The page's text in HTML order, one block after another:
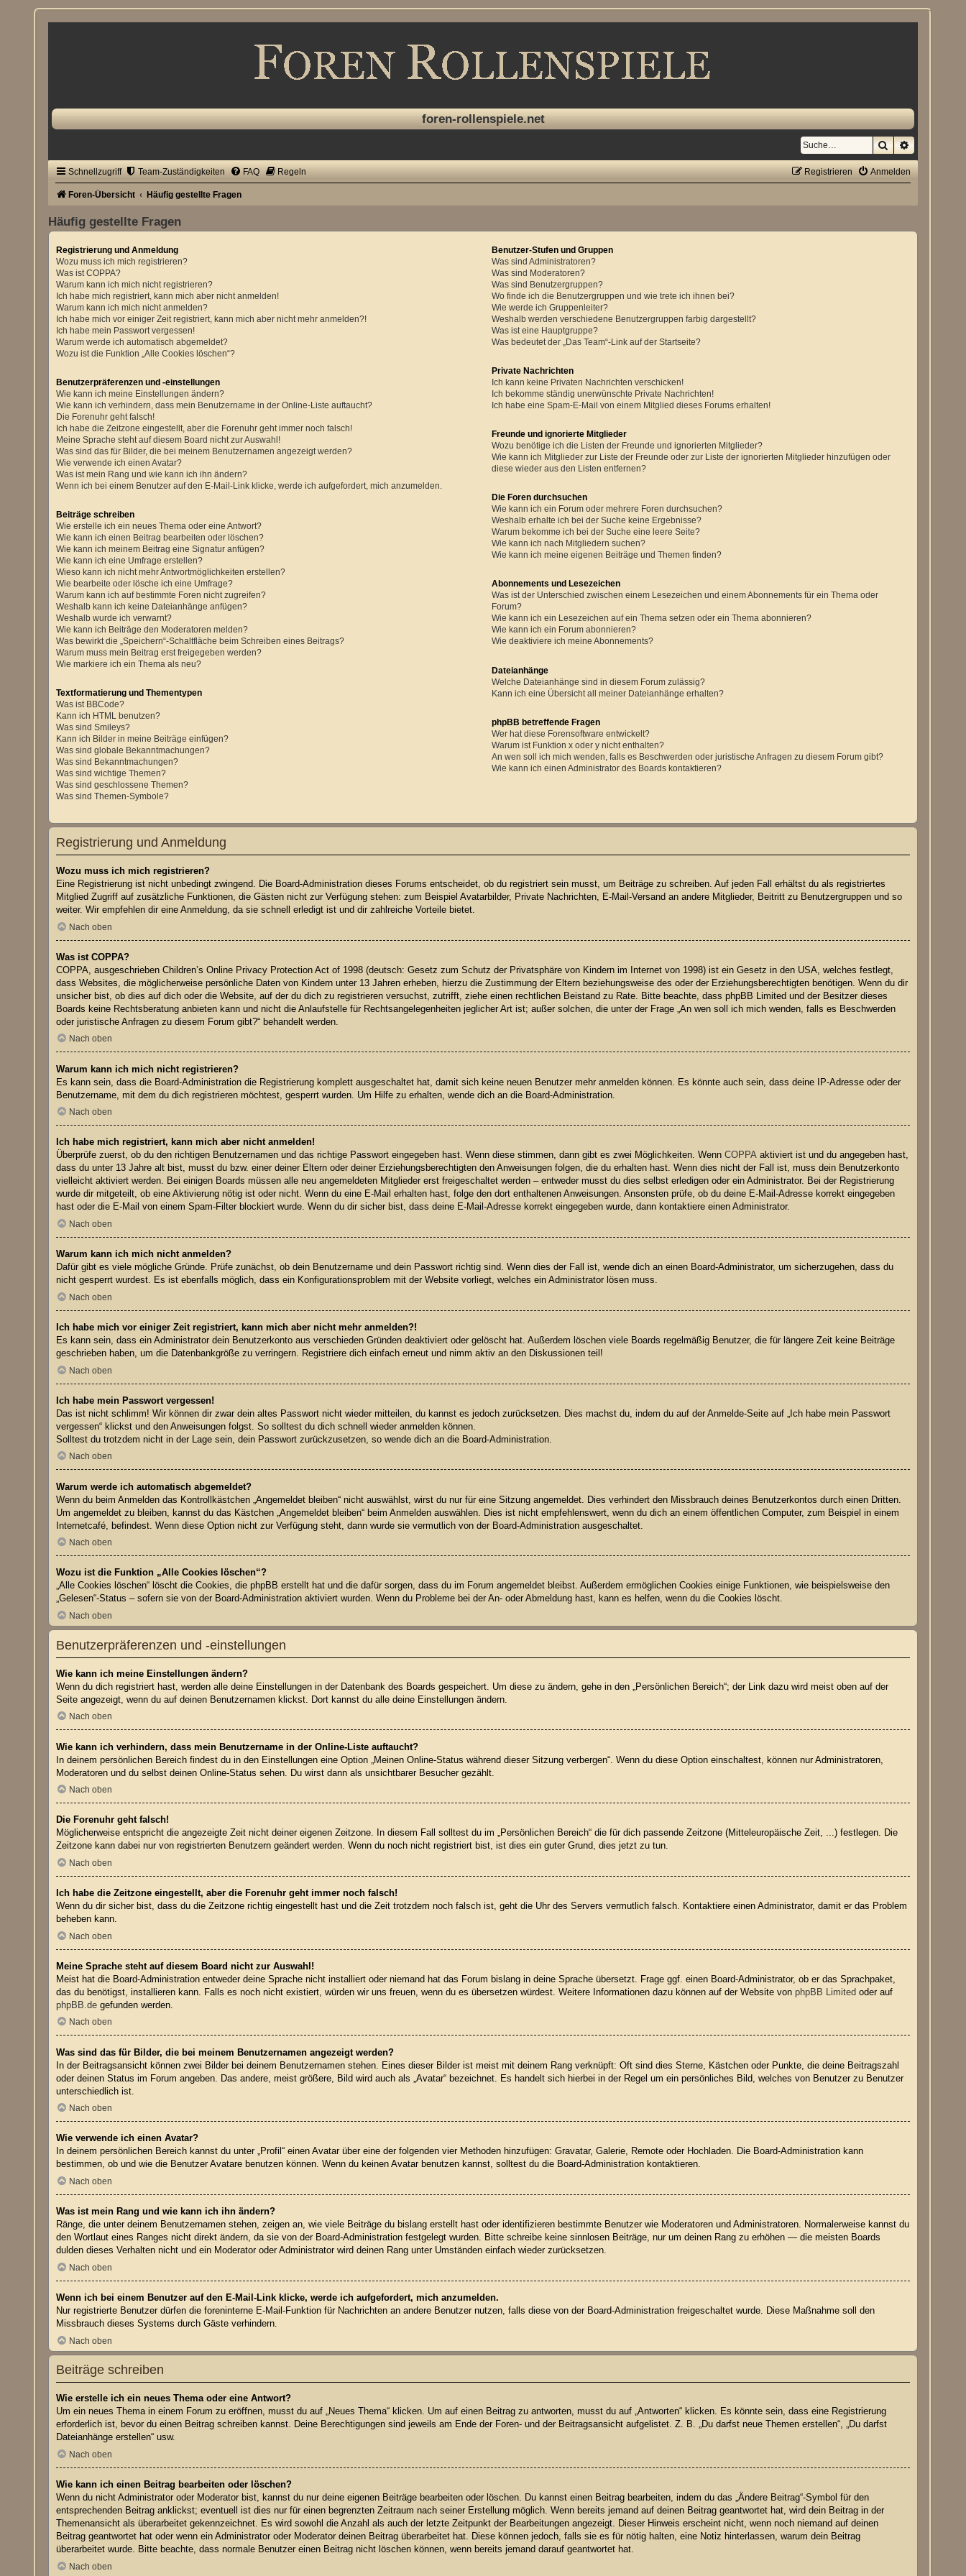
foren-rollenspiele.net
SucheErweiterte
Schnellzugriff Team-Zuständigkeiten FAQ Regeln Anmelden
Registrieren
Foren-Übersicht Häufig gestellte Fragen
Häufig gestellte Fragen
Registrierung und Anmeldung
Wozu muss ich mich registrieren?
Was ist COPPA?
Warum kann ich mich nicht registrieren?
Ich habe mich registriert, kann mich aber nicht anmelden!
Warum kann ich mich nicht anmelden?
Ich habe mich vor einiger Zeit registriert, kann mich aber nicht mehr anmelden?!
Ich habe mein Passwort vergessen!
Warum werde ich automatisch abgemeldet?
Wozu ist die Funktion „Alle Cookies löschen“?
Benutzerpräferenzen und -einstellungen
Wie kann ich meine Einstellungen ändern?
Wie kann ich verhindern, dass mein Benutzername in der Online-Liste auftaucht?
Die Forenuhr geht falsch!
Ich habe die Zeitzone eingestellt, aber die Forenuhr geht immer noch falsch!
Meine Sprache steht auf diesem Board nicht zur Auswahl!
Was sind das für Bilder, die bei meinem Benutzernamen angezeigt werden?
Wie verwende ich einen Avatar?
Was ist mein Rang und wie kann ich ihn ändern?
Wenn ich bei einem Benutzer auf den E-Mail-Link klicke, werde ich aufgefordert, mich anzumelden.
Beiträge schreiben
Wie erstelle ich ein neues Thema oder eine Antwort?
Wie kann ich einen Beitrag bearbeiten oder löschen?
Wie kann ich meinem Beitrag eine Signatur anfügen?
Wie kann ich eine Umfrage erstellen?
Wieso kann ich nicht mehr Antwortmöglichkeiten erstellen?
Wie bearbeite oder lösche ich eine Umfrage?
Warum kann ich auf bestimmte Foren nicht zugreifen?
Weshalb kann ich keine Dateianhänge anfügen?
Weshalb wurde ich verwarnt?
Wie kann ich Beiträge den Moderatoren melden?
Was bewirkt die „Speichern“-Schaltfläche beim Schreiben eines Beitrags?
Warum muss mein Beitrag erst freigegeben werden?
Wie markiere ich ein Thema als neu?
Textformatierung und Thementypen
Was ist BBCode?
Kann ich HTML benutzen?
Was sind Smileys?
Kann ich Bilder in meine Beiträge einfügen?
Was sind globale Bekanntmachungen?
Was sind Bekanntmachungen?
Was sind wichtige Themen?
Was sind geschlossene Themen?
Was sind Themen-Symbole?
Benutzer-Stufen und Gruppen
Was sind Administratoren?
Was sind Moderatoren?
Was sind Benutzergruppen?
Wo finde ich die Benutzergruppen und wie trete ich ihnen bei?
Wie werde ich Gruppenleiter?
Weshalb werden verschiedene Benutzergruppen farbig dargestellt?
Was ist eine Hauptgruppe?
Was bedeutet der „Das Team“-Link auf der Startseite?
Private Nachrichten
Ich kann keine Privaten Nachrichten verschicken!
Ich bekomme ständig unerwünschte Private Nachrichten!
Ich habe eine Spam-E-Mail von einem Mitglied dieses Forums erhalten!
Freunde und ignorierte Mitglieder
Wozu benötige ich die Listen der Freunde und ignorierten Mitglieder?
Wie kann ich Mitglieder zur Liste der Freunde oder zur Liste der ignorierten Mitglieder hinzufügen oder
diese wieder aus den Listen entfernen?
Die Foren durchsuchen
Wie kann ich ein Forum oder mehrere Foren durchsuchen?
Weshalb erhalte ich bei der Suche keine Ergebnisse?
Warum bekomme ich bei der Suche eine leere Seite?
Wie kann ich nach Mitgliedern suchen?
Wie kann ich meine eigenen Beiträge und Themen finden?
Abonnements und Lesezeichen
Was ist der Unterschied zwischen einem Lesezeichen und einem Abonnements für ein Thema oder
Forum?
Wie kann ich ein Lesezeichen auf ein Thema setzen oder ein Thema abonnieren?
Wie kann ich ein Forum abonnieren?
Wie deaktiviere ich meine Abonnements?
Dateianhänge
Welche Dateianhänge sind in diesem Forum zulässig?
Kann ich eine Übersicht all meiner Dateianhänge erhalten?
phpBB betreffende Fragen
Wer hat diese Forensoftware entwickelt?
Warum ist Funktion x oder y nicht enthalten?
An wen soll ich mich wenden, falls es Beschwerden oder juristische Anfragen zu diesem Forum gibt?
Wie kann ich einen Administrator des Boards kontaktieren?
Registrierung und Anmeldung
Wozu muss ich mich registrieren?
Eine Registrierung ist nicht unbedingt zwingend. Die Board-Administration dieses Forums entscheidet, ob du registriert sein musst, um Beiträge zu schreiben. Auf jeden Fall erhältst du als registriertes
Mitglied Zugriff auf zusätzliche Funktionen, die Gästen nicht zur Verfügung stehen: zum Beispiel Avatarbilder, Private Nachrichten, E-Mail-Versand an andere Mitglieder, Beitritt zu Benutzergruppen und so
weiter. Wir empfehlen dir eine Anmeldung, da sie schnell erledigt ist und dir zahlreiche Vorteile bietet.
Nach oben
Was ist COPPA?
COPPA, ausgeschrieben Children’s Online Privacy Protection Act of 1998 (deutsch: Gesetz zum Schutz der Privatsphäre von Kindern im Internet von 1998) ist ein Gesetz in den USA, welches festlegt,
dass Websites, die möglicherweise persönliche Daten von Kindern unter 13 Jahren erheben, hierzu die Zustimmung der Eltern beziehungsweise des oder der Erziehungsberechtigten benötigen. Wenn du dir
unsicher bist, ob dies auf dich oder die Website, auf der du dich zu registrieren versuchst, zutrifft, ziehe einen rechtlichen Beistand zu Rate. Bitte beachte, dass phpBB Limited und der Besitzer dieses
Boards keine Rechtsberatung anbieten kann und nicht die Anlaufstelle für Rechtsangelegenheiten jeglicher Art ist; außer solchen, die unter der Frage „An wen soll ich mich wenden, falls es Beschwerden
oder juristische Anfragen zu diesem Forum gibt?“ behandelt werden.
Nach oben
Warum kann ich mich nicht registrieren?
Es kann sein, dass die Board-Administration die Registrierung komplett ausgeschaltet hat, damit sich keine neuen Benutzer mehr anmelden können. Es könnte auch sein, dass deine IP-Adresse oder der
Benutzername, mit dem du dich registrieren möchtest, gesperrt wurden. Um Hilfe zu erhalten, wende dich an die Board-Administration.
Nach oben
Ich habe mich registriert, kann mich aber nicht anmelden!
Überprüfe zuerst, ob du den richtigen Benutzernamen und das richtige Passwort eingegeben hast. Wenn diese stimmen, dann gibt es zwei Möglichkeiten. WennCOPPA aktiviert ist und du angegeben hast,
dass du unter 13 Jahre alt bist, musst du bzw. einer deiner Eltern oder deiner Erziehungsberechtigten den Anweisungen folgen, die du erhalten hast. Wenn dies nicht der Fall ist, muss dein Benutzerkonto
vielleicht aktiviert werden. Bei einigen Boards müssen alle neu angemeldeten Mitglieder erst freigeschaltet werden – entweder musst du dies selbst erledigen oder ein Administrator. Bei der Registrierung
wurde dir mitgeteilt, ob eine Aktivierung nötig ist oder nicht. Wenn du eine E-Mail erhalten hast, folge den dort enthaltenen Anweisungen. Ansonsten prüfe, ob du deine E-Mail-Adresse korrekt eingegeben
hast oder die E-Mail von einem Spam-Filter blockiert wurde. Wenn du dir sicher bist, dass deine E-Mail-Adresse korrekt eingegeben wurde, dann kontaktiere einen Administrator.
Nach oben
Warum kann ich mich nicht anmelden?
Dafür gibt es viele mögliche Gründe. Prüfe zunächst, ob dein Benutzername und dein Passwort richtig sind. Wenn dies der Fall ist, wende dich an einen Board-Administrator, um sicherzugehen, dass du
nicht gesperrt wurdest. Es ist ebenfalls möglich, dass ein Konfigurationsproblem mit der Website vorliegt, welches ein Administrator lösen muss.
Nach oben
Ich habe mich vor einiger Zeit registriert, kann mich aber nicht mehr anmelden?!
Es kann sein, dass ein Administrator dein Benutzerkonto aus verschieden Gründen deaktiviert oder gelöscht hat. Außerdem löschen viele Boards regelmäßig Benutzer, die für längere Zeit keine Beiträge
geschrieben haben, um die Datenbankgröße zu verringern. Registriere dich einfach erneut und nimm aktiv an den Diskussionen teil!
Nach oben
Ich habe mein Passwort vergessen!
Das ist nicht schlimm! Wir können dir zwar dein altes Passwort nicht wieder mitteilen, du kannst es jedoch zurücksetzen. Dies machst du, indem du auf der Anmelde-Seite auf „Ich habe mein Passwort
vergessen“ klickst und den Anweisungen folgst. So solltest du dich schnell wieder anmelden können.
Solltest du trotzdem nicht in der Lage sein, dein Passwort zurückzusetzen, so wende dich an die Board-Administration.
Nach oben
Warum werde ich automatisch abgemeldet?
Wenn du beim Anmelden das Kontrollkästchen „Angemeldet bleiben“ nicht auswählst, wirst du nur für eine Sitzung angemeldet. Dies verhindert den Missbrauch deines Benutzerkontos durch einen Dritten.
Um angemeldet zu bleiben, kannst du das Kästchen „Angemeldet bleiben“ beim Anmelden auswählen. Dies ist nicht empfehlenswert, wenn du dich an einem öffentlichen Computer, zum Beispiel in einem
Internetcafé, befindest. Wenn diese Option nicht zur Verfügung steht, dann wurde sie vermutlich von der Board-Administration ausgeschaltet.
Nach oben
Wozu ist die Funktion „Alle Cookies löschen“?
„Alle Cookies löschen“ löscht die Cookies, die phpBB erstellt hat und die dafür sorgen, dass du im Forum angemeldet bleibst. Außerdem ermöglichen Cookies einige Funktionen, wie beispielsweise den
„Gelesen“-Status – sofern sie von der Board-Administration aktiviert wurden. Wenn du Probleme bei der An- oder Abmeldung hast, kann es helfen, wenn du die Cookies löscht.
Nach oben
Benutzerpräferenzen und -einstellungen
Wie kann ich meine Einstellungen ändern?
Wenn du dich registriert hast, werden alle deine Einstellungen in der Datenbank des Boards gespeichert. Um diese zu ändern, gehe in den „Persönlichen Bereich“; der Link dazu wird meist oben auf der
Seite angezeigt, wenn du auf deinen Benutzernamen klickst. Dort kannst du alle deine Einstellungen ändern.
Nach oben
Wie kann ich verhindern, dass mein Benutzername in der Online-Liste auftaucht?
In deinem persönlichen Bereich findest du in den Einstellungen eine Option „Meinen Online-Status während dieser Sitzung verbergen“. Wenn du diese Option einschaltest, können nur Administratoren,
Moderatoren und du selbst deinen Online-Status sehen. Du wirst dann als unsichtbarer Besucher gezählt.
Nach oben
Die Forenuhr geht falsch!
Möglicherweise entspricht die angezeigte Zeit nicht deiner eigenen Zeitzone. In diesem Fall solltest du im „Persönlichen Bereich“ die für dich passende Zeitzone (Mitteleuropäische Zeit, ...) festlegen. Die
Zeitzone kann dabei nur von registrierten Benutzern geändert werden. Wenn du noch nicht registriert bist, ist dies ein guter Grund, dies jetzt zu tun.
Nach oben
Ich habe die Zeitzone eingestellt, aber die Forenuhr geht immer noch falsch!
Wenn du dir sicher bist, dass du die Zeitzone richtig eingestellt hast und die Zeit trotzdem noch falsch ist, geht die Uhr des Servers vermutlich falsch. Kontaktiere einen Administrator, damit er das Problem
beheben kann.
Nach oben
Meine Sprache steht auf diesem Board nicht zur Auswahl!
Meist hat die Board-Administration entweder deine Sprache nicht installiert oder niemand hat das Forum bislang in deine Sprache übersetzt. Frage ggf. einen Board-Administrator, ob er das Sprachpaket,
das du benötigst, installieren kann. Falls es noch nicht existiert, würden wir uns freuen, wenn du es übersetzen würdest. Weitere Informationen dazu können auf der Website vonphpBB Limited oder auf
phpBB.de gefunden werden.
Nach oben
Was sind das für Bilder, die bei meinem Benutzernamen angezeigt werden?
In der Beitragsansicht können zwei Bilder bei deinem Benutzernamen stehen. Eines dieser Bilder ist meist mit deinem Rang verknüpft: Oft sind dies Sterne, Kästchen oder Punkte, die deine Beitragszahl
oder deinen Status im Forum angeben. Das andere, meist größere, Bild wird auch als „Avatar“ bezeichnet. Es handelt sich hierbei in der Regel um ein persönliches Bild, welches von Benutzer zu Benutzer
unterschiedlich ist.
Nach oben
Wie verwende ich einen Avatar?
In deinem persönlichen Bereich kannst du unter „Profil“ einen Avatar über eine der folgenden vier Methoden hinzufügen: Gravatar, Galerie, Remote oder Hochladen. Die Board-Administration kann
bestimmen, ob und wie die Benutzer Avatare benutzen können. Wenn du keinen Avatar benutzen kannst, solltest du die Board-Administration kontaktieren.
Nach oben
Was ist mein Rang und wie kann ich ihn ändern?
Ränge, die unter deinem Benutzernamen stehen, zeigen an, wie viele Beiträge du bislang erstellt hast oder identifizieren bestimmte Benutzer wie Moderatoren und Administratoren. Normalerweise kannst du
den Wortlaut eines Ranges nicht direkt ändern, da sie von der Board-Administration festgelegt wurden. Bitte schreibe keine sinnlosen Beiträge, nur um deinen Rang zu erhöhen — die meisten Boards
dulden dieses Verhalten nicht und ein Moderator oder Administrator wird deinen Rang unter Umständen einfach wieder zurücksetzen.
Nach oben
Wenn ich bei einem Benutzer auf den E-Mail-Link klicke, werde ich aufgefordert, mich anzumelden.
Nur registrierte Benutzer dürfen die foreninterne E-Mail-Funktion für Nachrichten an andere Benutzer nutzen, falls diese von der Board-Administration freigeschaltet wurde. Diese Maßnahme soll den
Missbrauch dieses Systems durch Gäste verhindern.
Nach oben
Beiträge schreiben
Wie erstelle ich ein neues Thema oder eine Antwort?
Um ein neues Thema in einem Forum zu eröffnen, musst du auf „Neues Thema“ klicken. Um auf einen Beitrag zu antworten, musst du auf „Antworten“ klicken. Es könnte sein, dass eine Registrierung
erforderlich ist, bevor du einen Beitrag schreiben kannst. Deine Berechtigungen sind jeweils am Ende der Foren- und der Beitragsansicht aufgelistet. Z. B. „Du darfst neue Themen erstellen“, „Du darfst
Dateianhänge erstellen“ usw.
Nach oben
Wie kann ich einen Beitrag bearbeiten oder löschen?
Wenn du nicht Administrator oder Moderator bist, kannst du nur deine eigenen Beiträge bearbeiten oder löschen. Du kannst einen Beitrag bearbeiten, indem du das „Ändere Beitrag“-Symbol für den
entsprechenden Beitrag anklickst; eventuell ist dies nur für einen begrenzten Zeitraum nach seiner Erstellung möglich. Wenn bereits jemand auf deinen Beitrag geantwortet hat, wird dein Beitrag in der
Themenansicht als überarbeitet gekennzeichnet. Es wird sowohl die Anzahl als auch der letzte Zeitpunkt der Bearbeitungen angezeigt. Dieser Hinweis erscheint nicht, wenn noch niemand auf deinen
Beitrag geantwortet hat oder wenn ein Administrator oder Moderator deinen Beitrag überarbeitet hat. Diese können jedoch, falls sie es für nötig halten, eine Notiz hinterlassen, warum dein Beitrag
überarbeitet wurde. Bitte beachte, dass normale Benutzer einen Beitrag nicht löschen können, wenn bereits jemand darauf geantwortet hat.
Nach oben